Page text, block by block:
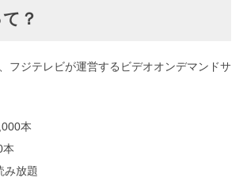
？
フジテレビが運営するビデオオンデマンドサ
本
本
み放題